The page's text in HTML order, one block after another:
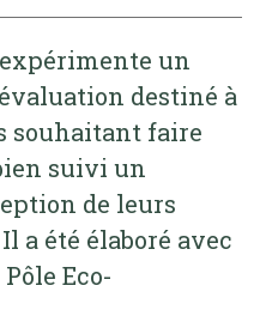
un
destiné à
souhaitant faire
suivi un
de leurs
a été élaboré avec
Eco-